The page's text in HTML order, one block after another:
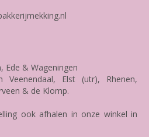
Ede & Wageningen
Elst (utr), Rhenen,
& de Klomp.
ook afhalen in onze winkel in